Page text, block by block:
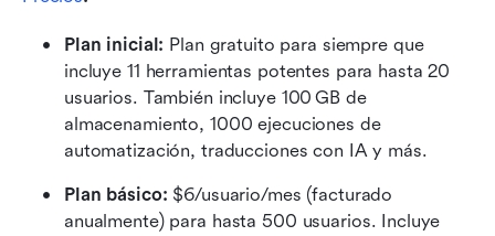
Plan inicial: Plan gratuito para siempre que
incluye 11 herramientas potentes para hasta 20
usuarios. También incluye 100 GB de
almacenamiento, 1000 ejecuciones de
automatización, traducciones con IA y más.
Plan básico: $6/usuario/mes (facturado
anualmente) para hasta 500 usuarios. Incluye